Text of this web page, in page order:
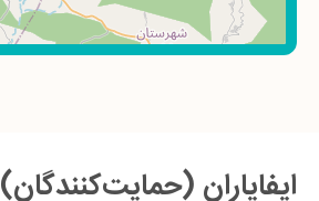
ایفایاران (حمایت‌کنندگان)